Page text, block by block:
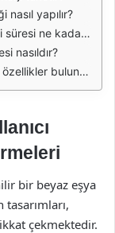
yapılır?
ne kadardır?
nasıldır?
bulunur?
bir beyaz eşya
çekmektedir.